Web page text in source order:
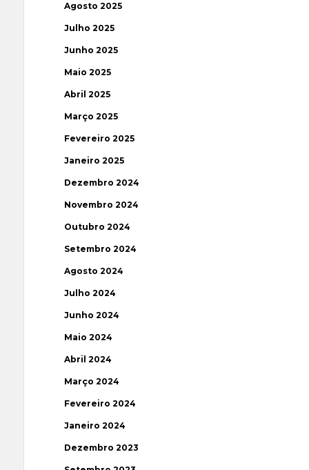
Agosto 2025
Julho 2025
Junho 2025
Maio 2025
Abril 2025
Março 2025
Fevereiro 2025
Janeiro 2025
Dezembro 2024
Novembro 2024
Outubro 2024
Setembro 2024
Agosto 2024
Julho 2024
Junho 2024
Maio 2024
Abril 2024
Março 2024
Fevereiro 2024
Janeiro 2024
Dezembro 2023